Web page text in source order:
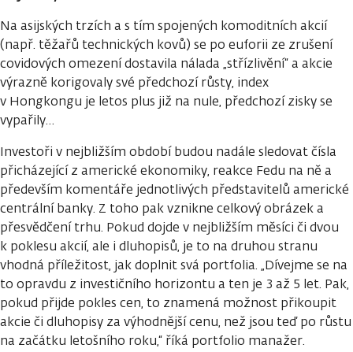
Na asijských trzích a s tím spojených komoditních akcií
(např. těžařů technických kovů) se po euforii ze zrušení
covidových omezení dostavila nálada „střízlivění“ a akcie
výrazně korigovaly své předchozí růsty, index
v Hongkongu je letos plus již na nule, předchozí zisky se
vypařily…
Investoři v nejbližším období budou nadále sledovat čísla
přicházející z americké ekonomiky, reakce Fedu na ně a
především komentáře jednotlivých představitelů americké
centrální banky. Z toho pak vznikne celkový obrázek a
přesvědčení trhu. Pokud dojde v nejbližším měsíci či dvou
k poklesu akcií, ale i dluhopisů, je to na druhou stranu
vhodná příležitost, jak doplnit svá portfolia. „Dívejme se na
to opravdu z investičního horizontu a ten je 3 až 5 let. Pak,
pokud přijde pokles cen, to znamená možnost přikoupit
akcie či dluhopisy za výhodnější cenu, než jsou teď po růstu
na začátku letošního roku,“ říká portfolio manažer.